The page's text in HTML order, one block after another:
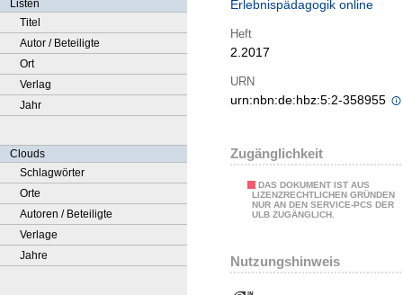
Listen
Titel
Autor / Beteiligte
Ort
Verlag
Jahr
Clouds
Schlagwörter
Orte
Autoren / Beteiligte
Verlage
Jahre
Erlebnispädagogik online
Heft
2.2017
URN
urn:nbn:de:hbz:5:2-358955
Zugänglichkeit
DAS DOKUMENT IST AUS
LIZENZRECHTLICHEN GRÜNDEN
NUR AN DEN SERVICE-PCS DER
ULB ZUGÄNGLICH.
Nutzungshinweis